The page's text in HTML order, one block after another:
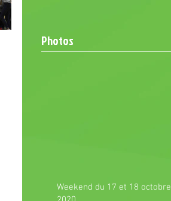
Photos
Weekend du 17 et 18 octobre